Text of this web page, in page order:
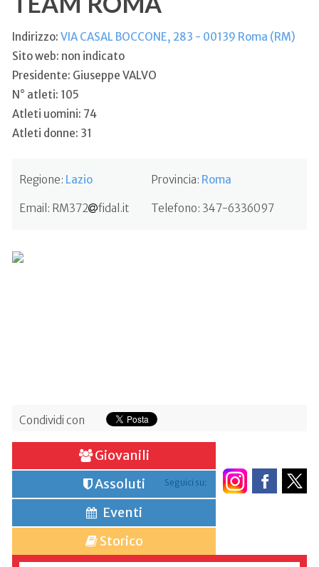
Indirizzo: VIA CASAL BOCCONE, 283 - 00139 Roma (RM)
Sito web: non indicato
Presidente: Giuseppe VALVO
N° atleti: 105
Atleti uomini: 74
Atleti donne: 31
Regione: Lazio Provincia: Roma
Email: RM372 fidal.it Telefono: 347-6336097
Condividi con
Seguici su:
Giovanili
Assoluti
Eventi
Storico